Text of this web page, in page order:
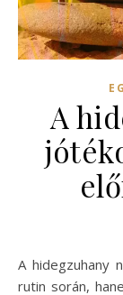
A
A hidegzuhany nem csupán egy frissítő élmény a reggeli
rutin során,